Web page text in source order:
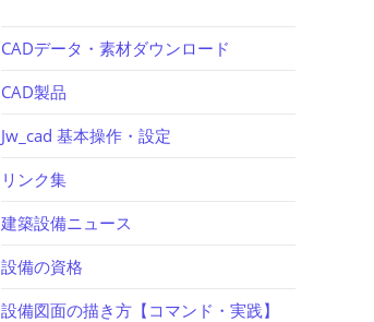
CADデータ・素材ダウンロード
CAD製品
Jw_cad 基本操作・設定
リンク集
建築設備ニュース
設備の資格
設備図面の描き方【コマンド・実践】